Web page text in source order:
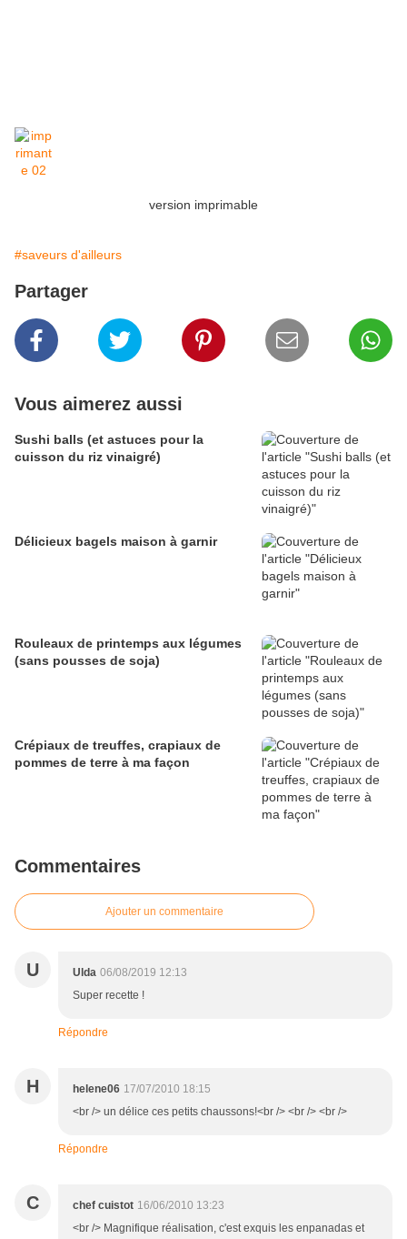
version imprimable
#saveurs d'ailleurs
Partager
Vous aimerez aussi
Sushi balls (et astuces pour la
cuisson du riz vinaigré)
Délicieux bagels maison à garnir
Rouleaux de printemps aux légumes
(sans pousses de soja)
Crépiaux de treuffes, crapiaux de
pommes de terre à ma façon
Commentaires
Ajouter un commentaire
U Ulda 06/08/2019 12:13
Super recette !
Répondre
H helene06 17/07/2010 18:15
<br /> un délice ces petits chaussons!<br /> <br /> <br />
Répondre
C chef cuistot 16/06/2010 13:23
<br /> Magnifique réalisation, c'est exquis les enpanadas et